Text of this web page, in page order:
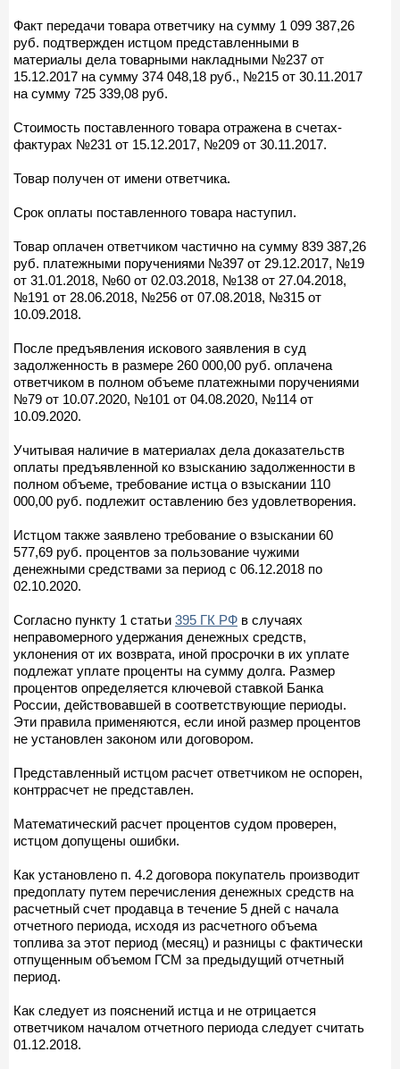
Факт передачи товара ответчику на сумму 1 099 387,26
руб. подтвержден истцом представленными в
материалы дела товарными накладными №237 от
15.12.2017 на сумму 374 048,18 руб., №215 от 30.11.2017
на сумму 725 339,08 руб.
Стоимость поставленного товара отражена в счетах-
фактурах №231 от 15.12.2017, №209 от 30.11.2017.
Товар получен от имени ответчика.
Срок оплаты поставленного товара наступил.
Товар оплачен ответчиком частично на сумму 839 387,26
руб. платежными поручениями №397 от 29.12.2017, №19
от 31.01.2018, №60 от 02.03.2018, №138 от 27.04.2018,
№191 от 28.06.2018, №256 от 07.08.2018, №315 от
10.09.2018.
После предъявления искового заявления в суд
задолженность в размере 260 000,00 руб. оплачена
ответчиком в полном объеме платежными поручениями
№79 от 10.07.2020, №101 от 04.08.2020, №114 от
10.09.2020.
Учитывая наличие в материалах дела доказательств
оплаты предъявленной ко взысканию задолженности в
полном объеме, требование истца о взыскании 110
000,00 руб. подлежит оставлению без удовлетворения.
Истцом также заявлено требование о взыскании 60
577,69 руб. процентов за пользование чужими
денежными средствами за период с 06.12.2018 по
02.10.2020.
Согласно пункту 1 статьи 395 ГК РФ в случаях
неправомерного удержания денежных средств,
уклонения от их возврата, иной просрочки в их уплате
подлежат уплате проценты на сумму долга. Размер
процентов определяется ключевой ставкой Банка
России, действовавшей в соответствующие периоды.
Эти правила применяются, если иной размер процентов
не установлен законом или договором.
Представленный истцом расчет ответчиком не оспорен,
контррасчет не представлен.
Математический расчет процентов судом проверен,
истцом допущены ошибки.
Как установлено п. 4.2 договора покупатель производит
предоплату путем перечисления денежных средств на
расчетный счет продавца в течение 5 дней с начала
отчетного периода, исходя из расчетного объема
топлива за этот период (месяц) и разницы с фактически
отпущенным объемом ГСМ за предыдущий отчетный
период.
Как следует из пояснений истца и не отрицается
ответчиком началом отчетного периода следует считать
01.12.2018.